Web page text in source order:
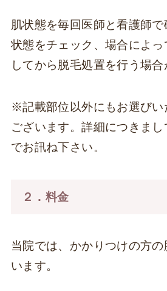
肌状態を毎回医師と看護師
状態をチェック、場合によ
してから脱毛処置を行う場合
※記載部位以外にもお選びい
ございます。詳細につきまし
でお訊ね下さい。
２．料金
当院では、かかりつけの方
います。